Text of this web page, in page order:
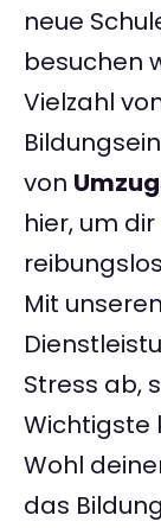
neue
besuchen
Vielzahl
von
hier, um
Mit
Stress ab,
Wichtigste
Wohl
das